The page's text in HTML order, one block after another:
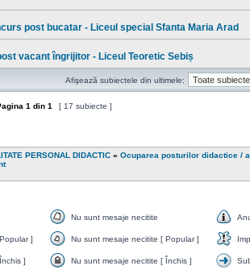
post bucatar - Liceul special Sfanta Maria Arad
vacant îngrijitor - Liceul Teoretic Sebiș
Afişează subiectele din ultimele:
1 din 1 [ 17 subiecte ]
PERSONAL DIDACTIC » Ocuparea posturilor didactice /
sunt
Nu sunt mesaje necitite
]
sunt
Nu sunt mesaje necitite [ Popular ]
]
Nu sunt mesaje necitite [ Închis ]